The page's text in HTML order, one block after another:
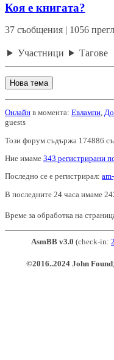
Коя е книгата?
37 съобщения | 1056
Участници Тагове
Нова тема
Онлайн в момента: Евлампи,
guests
Този форум съдържа 174886
Ние имаме 343 регистрирани
Последно се е регистрирал:
В последните 24 часа имаме
Време за обработка на
AsmBB v3.0 (check-in:
©2016..2024 John Found